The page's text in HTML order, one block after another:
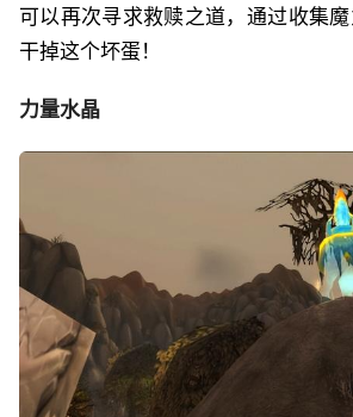
可以再次寻求救赎之道，通过收集魔
干掉这个坏蛋！
力量水晶